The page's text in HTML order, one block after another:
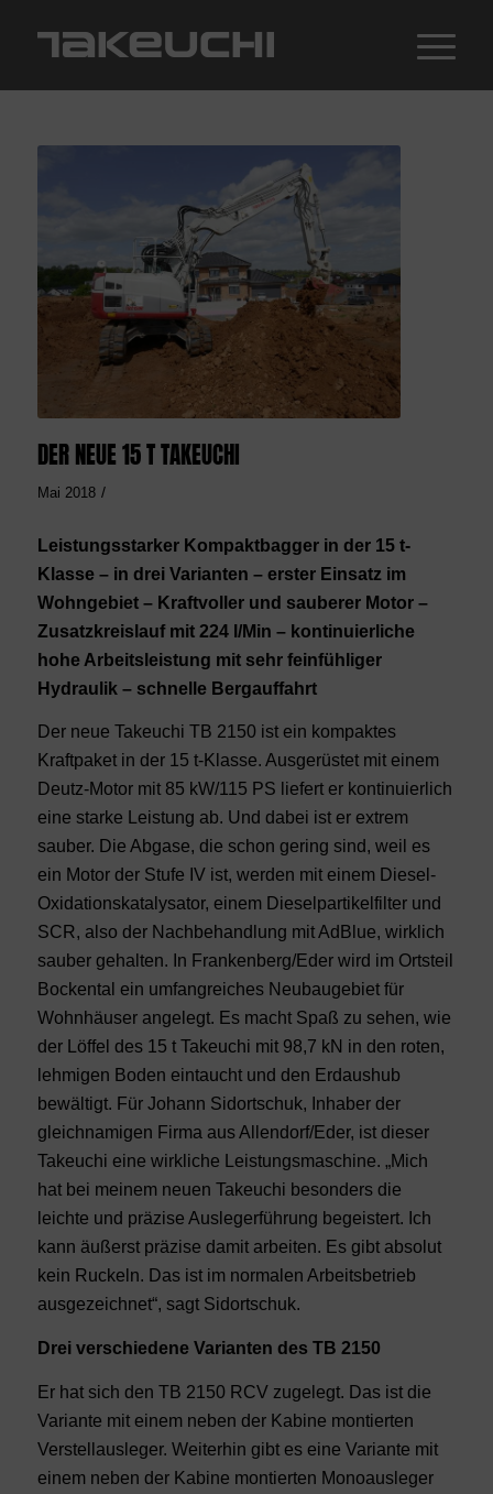
DER NEUE 15 T TAKEUCHI
Mai 2018 /
Leistungsstarker Kompaktbagger in der 15 t-
Klasse – in drei Varianten – erster Einsatz im
Wohngebiet – Kraftvoller und sauberer Motor –
Zusatzkreislauf mit 224 l/Min – kontinuierliche
hohe Arbeitsleistung mit sehr feinfühliger
Hydraulik – schnelle Bergauffahrt
Der neue Takeuchi TB 2150 ist ein kompaktes
Kraftpaket in der 15 t-Klasse. Ausgerüstet mit einem
Deutz-Motor mit 85 kW/115 PS liefert er kontinuierlich
eine starke Leistung ab. Und dabei ist er extrem
sauber. Die Abgase, die schon gering sind, weil es
ein Motor der Stufe IV ist, werden mit einem Diesel-
Oxidationskatalysator, einem Dieselpartikelfilter und
SCR, also der Nachbehandlung mit AdBlue, wirklich
sauber gehalten. In Frankenberg/Eder wird im Ortsteil
Bockental ein umfangreiches Neubaugebiet für
Wohnhäuser angelegt. Es macht Spaß zu sehen, wie
der Löffel des 15 t Takeuchi mit 98,7 kN in den roten,
lehmigen Boden eintaucht und den Erdaushub
bewältigt. Für Johann Sidortschuk, Inhaber der
gleichnamigen Firma aus Allendorf/Eder, ist dieser
Takeuchi eine wirkliche Leistungsmaschine. „Mich
hat bei meinem neuen Takeuchi besonders die
leichte und präzise Auslegerführung begeistert. Ich
kann äußerst präzise damit arbeiten. Es gibt absolut
kein Ruckeln. Das ist im normalen Arbeitsbetrieb
ausgezeichnet“, sagt Sidortschuk.
Drei verschiedene Varianten des TB 2150
Er hat sich den TB 2150 RCV zugelegt. Das ist die
Variante mit einem neben der Kabine montierten
Verstellausleger. Weiterhin gibt es eine Variante mit
einem neben der Kabine montierten Monoausleger